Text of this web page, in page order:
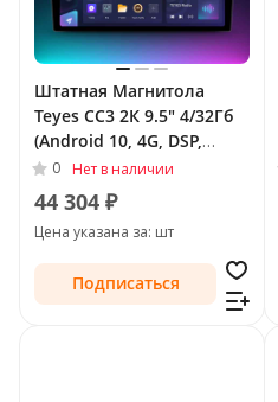
Штатная Магнитола
Teyes CC3 2К 9.5" 4/32Гб
(Android 10, 4G, DSP,
QLed) для Toyota Land
Cruiser Prado 150 Series
2009 - 2013 Тип-C
0 Нет в наличии
44 304 ₽
Цена указана за: шт
Подписаться